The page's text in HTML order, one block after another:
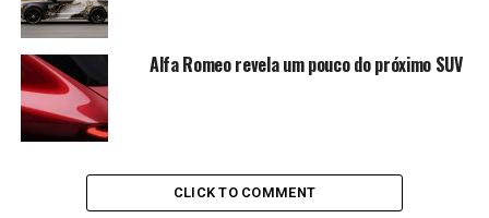
Alfa Romeo revela um pouco do próximo SUV
CLICK TO COMMENT